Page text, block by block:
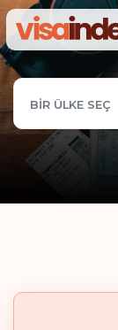
BIR ÜLKE SEÇ